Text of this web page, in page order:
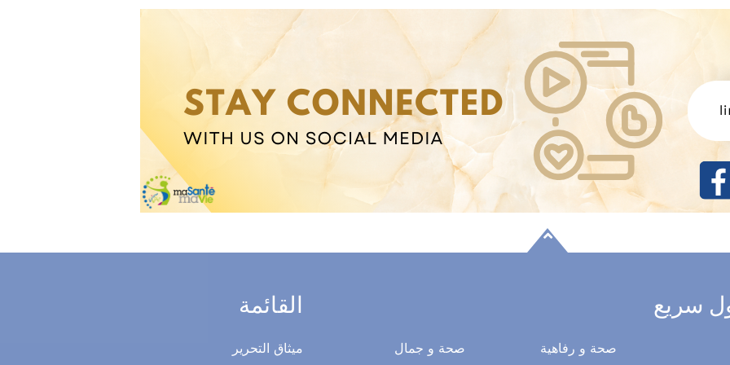
سريع
صحة و رفاهية صحة و جمال
القائمة
ميثاق التحرير